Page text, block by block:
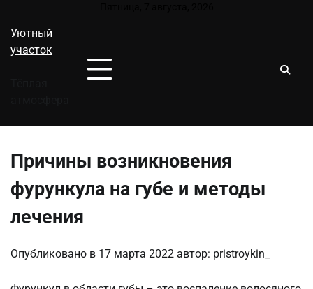
содержимому
Уютный
участок
Причины возникновения
фурункула на губе и методы
лечения
Опубликовано в 17 марта 2022 автор: pristroykin_